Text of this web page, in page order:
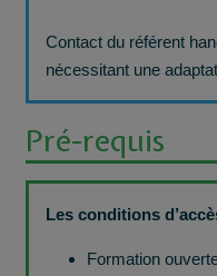
Contact du référent
nécessitant une
Pré-requis
Les conditions
Formation